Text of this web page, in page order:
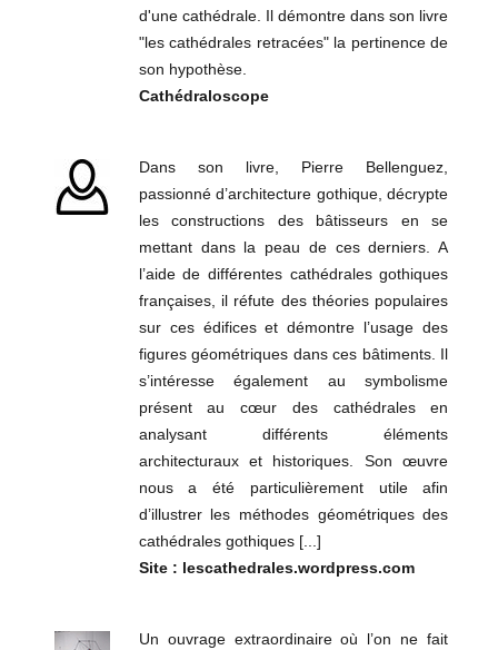
d'une cathédrale. Il démontre dans son livre
"les cathédrales retracées" la pertinence de
son hypothèse.
Cathédraloscope
Dans son livre, Pierre Bellenguez,
passionné d’architecture gothique, décrypte
les constructions des bâtisseurs en se
mettant dans la peau de ces derniers. A
l’aide de différentes cathédrales gothiques
françaises, il réfute des théories populaires
sur ces édifices et démontre l’usage des
figures géométriques dans ces bâtiments. Il
s’intéresse également au symbolisme
présent au cœur des cathédrales en
analysant différents éléments
architecturaux et historiques. Son œuvre
nous a été particulièrement utile afin
d’illustrer les méthodes géométriques des
cathédrales gothiques [...]
Site : lescathedrales.wordpress.com
Un ouvrage extraordinaire où l’on ne fait